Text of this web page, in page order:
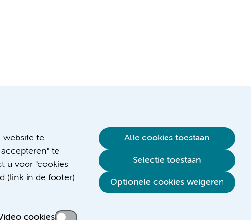
website te
te
u voor "cookies
(link in de footer)
cookies
Alle cookies toestaan
Selectie toestaan
Optionele cookies weigeren
Verwijzen & diagnostiek